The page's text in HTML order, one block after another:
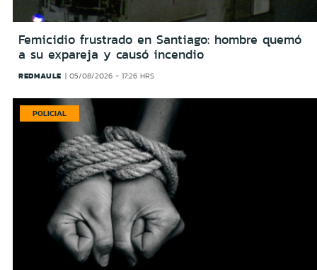
Femicidio frustrado en Santiago: hombre quemó
a su expareja y causó incendio
REDMAULE 05/08/2026 - 17:26 HRS
POLICIAL